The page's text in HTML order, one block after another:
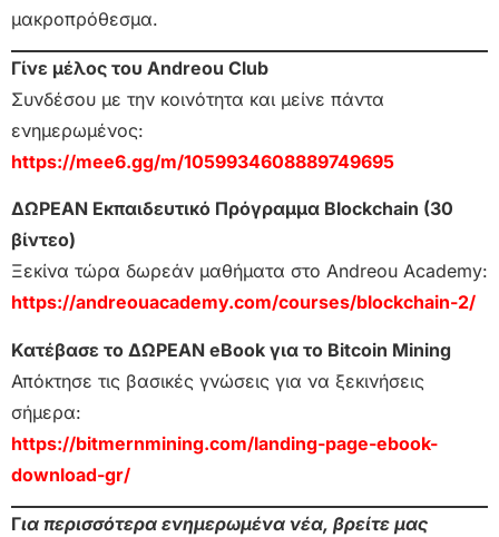
μακροπρόθεσμα.
Γίνε μέλος του Andreou Club
Συνδέσου με την κοινότητα και μείνε πάντα
ενημερωμένος:
https://mee6.gg/m/1059934608889749695
ΔΩΡΕΑΝ Εκπαιδευτικό Πρόγραμμα Blockchain (30
βίντεο)
Ξεκίνα τώρα δωρεάν μαθήματα στο Andreou Academy:
https://andreouacademy.com/courses/blockchain-2/
Κατέβασε το ΔΩΡΕΑΝ eBook για το Bitcoin Mining
Απόκτησε τις βασικές γνώσεις για να ξεκινήσεις
σήμερα:
https://bitmernmining.com/landing-page-ebook-
download-gr/
Για περισσότερα ενημερωμένα νέα, βρείτε μας